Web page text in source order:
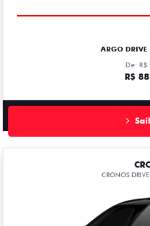
ARGO DRIVE
De: R$
R$
CRONOS